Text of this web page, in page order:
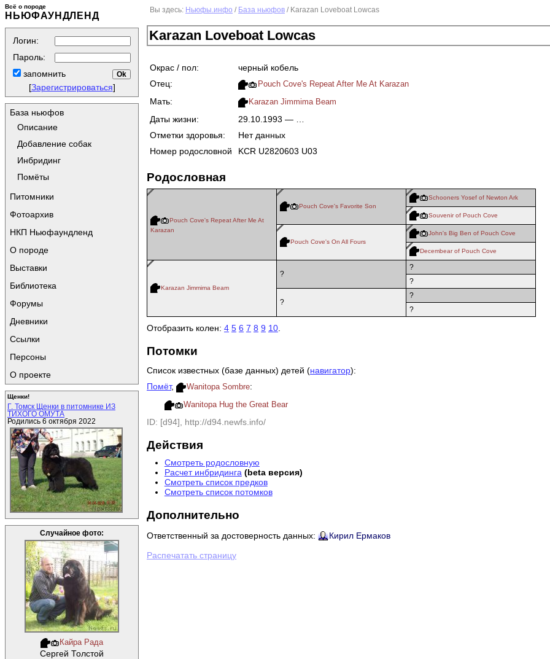
Всё о породе
НЬЮФАУНДЛЕНД
Логин:
Пароль:
запомнить
[Зарегистрироваться]
База ньюфов
Описание
Добавление собак
Инбридинг
Помёты
Питомники
Фотоархив
НКП Ньюфаундленд
О породе
Выставки
Библиотека
Форумы
Дневники
Ссылки
Персоны
О проекте
Щенки!
Г. Томск Щенки в питомнике ИЗ
ТИХОГО ОМУТА
Родились 6 октября 2022
Случайное фото:
Кайра Рада
Сергей Толстой
Вы здесь: Ньюфы.инфо / База ньюфов / Karazan Loveboat Lowcas
Karazan Loveboat Lowcas
Окрас / пол:
черный кобель
Отец:
Pouch Cove's Repeat After Me At Karazan
Мать: Karazan Jimmima Beam
Даты жизни:
29.10.1993 — …
Отметки здоровья:
Нет данных
Номер родословной
KCR U2820603 U03
Родословная
Pouch Cove's Repeat After Me At
Karazan
Pouch Cove's Favorite Son
Schooners Yosef of Newton Ark
Souvenir of Pouch Cove
Pouch Cove's On All Fours
John's Big Ben of Pouch Cove
Decembear of Pouch Cove
Karazan Jimmima Beam
?
?
?
?
?
?
Отобразить колен: 4 5 6 7 8 9 10.
Потомки
Список известных (базе данных) детей (навигатор):
Помёт, Wanitopa Sombre:
Wanitopa Hug the Great Bear
ID: [d94], http://d94.newfs.info/
Действия
Смотреть родословную
Расчет инбридинга (beta версия)
Смотреть список предков
Смотреть список потомков
Дополнительно
Ответственный за достоверность данных: Кирил Ермаков
Распечатать страницу